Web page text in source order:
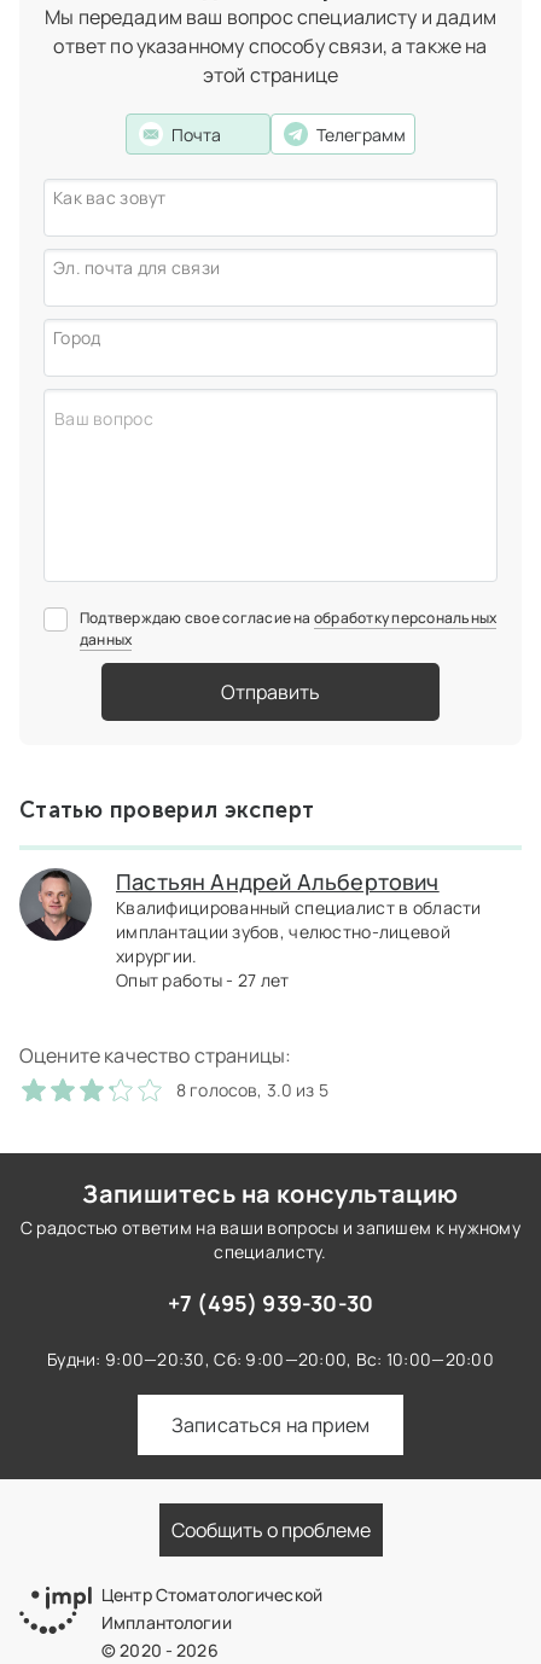
Пастьян Андрей Альбертович
хирург-имплантолог,стоматолог-хирург
хронических воспалительных процессов, затем вылечат
кариес, запломбируют каналы и проведут процедуру
протезирования. Большое разнообразие материалов для
изготовления зубных коронок позволит подобрать
оптимальный вариант для вас.
Пастьян Андрей Альбертович
Мы передадим ваш вопрос специалисту и дадим
ответ по указанному способу связи, а также на
этой странице
Почта Телеграмм
Как вас зовут
Эл. почта для связи
Город
Подтверждаю свое согласие на обработку персональных
данных
Отправить
Статью проверил эксперт
Пастьян Андрей Альбертович
Квалифицированный специалист в области
имплантации зубов, челюстно-лицевой
хирургии.
Опыт работы - 27 лет
Оцените качество страницы:
8 голосов, 3.0 из 5
Запишитесь на консультацию
С радостью ответим на ваши вопросы и запишем к нужному
специалисту.
+7 (495) 939-30-30
Будни: 9:00—20:30, Сб: 9:00—20:00, Вс: 10:00—20:00
Записаться на прием
Сообщить о проблеме
Центр Стоматологической
Имплантологии
© 2020 - 2026